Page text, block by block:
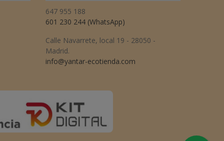
647 955 188
601 230 244 (WhatsApp)
Calle Navarrete, local 19 - 28050 -
Madrid.
info@yantar-ecotienda.com